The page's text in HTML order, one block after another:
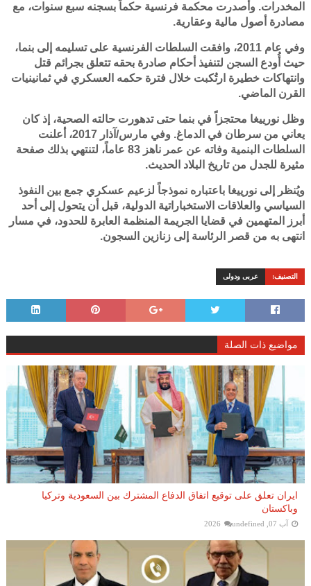
المخدرات. وأصدرت محكمة فرنسية حكماً بسجنه سبع سنوات، مع
مصادرة أصول مالية وعقارية.
وفي عام 2011، وافقت السلطات الفرنسية على تسليمه إلى بنما،
حيث أُودع السجن لتنفيذ أحكام صادرة بحقه تتعلق بجرائم قتل
وانتهاكات خطيرة ارتُكبت خلال فترة حكمه العسكري في ثمانينيات
القرن الماضي.
وظل نورييغا محتجزاً في بنما حتى تدهورت حالته الصحية، إذ كان
يعاني من سرطان في الدماغ. وفي مارس/آذار 2017، أعلنت
السلطات البنمية وفاته عن عمر ناهز 83 عاماً، لتنتهي بذلك صفحة
مثيرة للجدل من تاريخ البلاد الحديث.
ويُنظر إلى نورييغا باعتباره نموذجاً لزعيم عسكري جمع بين النفوذ
السياسي والعلاقات الاستخباراتية الدولية، قبل أن يتحول إلى أحد
أبرز المتهمين في قضايا الجريمة المنظمة العابرة للحدود، في مسار
انتهى به من قصر الرئاسة إلى زنازين السجون.
التصنيف: عربى ودولى
مواضيع ذات الصلة
ايران تعلق على توقيع اتفاق الدفاع المشترك بين السعودية وتركيا
وباكستان
آب 07, 2026 undefined